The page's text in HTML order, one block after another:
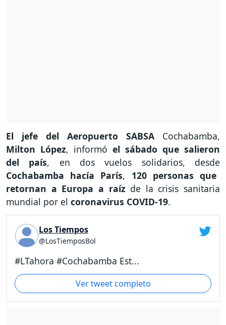
El jefe del Aeropuerto SABSA Cochabamba,
Milton López, informó el sábado que salieron
del país, en dos vuelos solidarios, desde
Cochabamba hacía París, 120 personas que
retornan a Europa a raíz de la crisis sanitaria
mundial por el coronavirus COVID-19.
Los Tiempos
@LosTiemposBol
#LTahora #Cochabamba Est...
Ver tweet completo